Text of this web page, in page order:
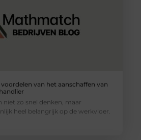
van het aanschaffen van
niet zo snel denken, maar
heel belangrijk op de werkvloer.